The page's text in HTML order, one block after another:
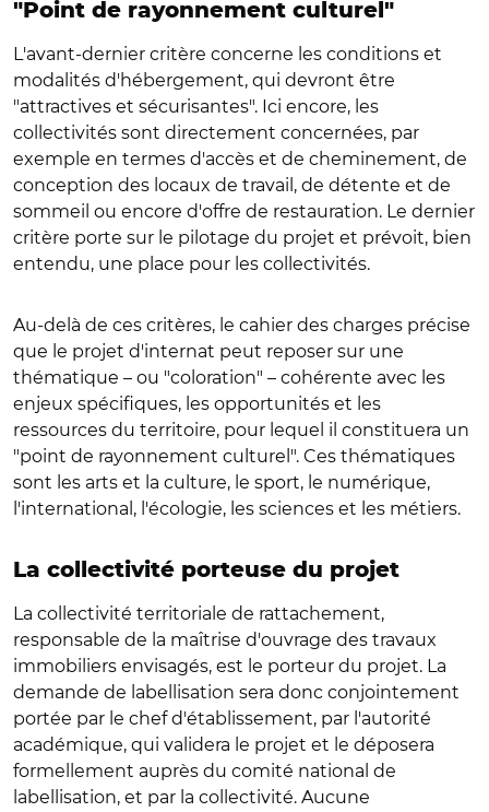
"Point de rayonnement culturel"
L'avant-dernier critère concerne les conditions et
modalités d'hébergement, qui devront être
"attractives et sécurisantes". Ici encore, les
collectivités sont directement concernées, par
exemple en termes d'accès et de cheminement, de
conception des locaux de travail, de détente et de
sommeil ou encore d'offre de restauration. Le dernier
critère porte sur le pilotage du projet et prévoit, bien
entendu, une place pour les collectivités.
Au-delà de ces critères, le cahier des charges précise
que le projet d'internat peut reposer sur une
thématique – ou "coloration" – cohérente avec les
enjeux spécifiques, les opportunités et les
ressources du territoire, pour lequel il constituera un
"point de rayonnement culturel". Ces thématiques
sont les arts et la culture, le sport, le numérique,
l'international, l'écologie, les sciences et les métiers.
La collectivité porteuse du projet
La collectivité territoriale de rattachement,
responsable de la maîtrise d'ouvrage des travaux
immobiliers envisagés, est le porteur du projet. La
demande de labellisation sera donc conjointement
portée par le chef d'établissement, par l'autorité
académique, qui validera le projet et le déposera
formellement auprès du comité national de
labellisation, et par la collectivité. Aucune